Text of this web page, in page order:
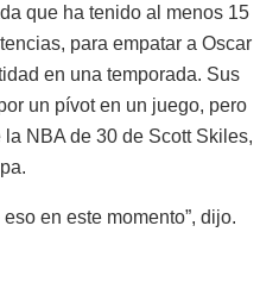
que ha tenido al menos 15
para empatar a Oscar
en una temporada. Sus
un pívot en un juego, pero
NBA de 30 de Scott Skiles,
en este momento”, dijo.